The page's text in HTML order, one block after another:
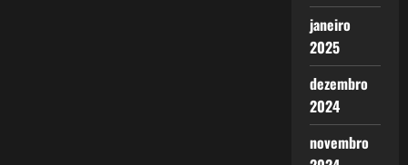
janeiro
2025
dezembro
2024
novembro